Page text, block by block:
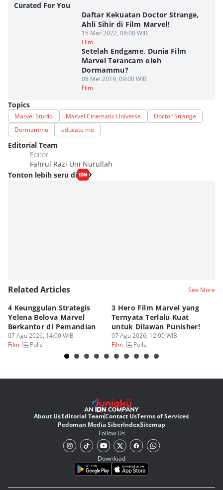
Curated For You
Daftar Kekuatan Doctor Strange,
Ahli Sihir di Film Marvel!
15 Mar 2022, 08:00 WIB
Film
Setelah Endgame, Dunia Film
Marvel Terancam oleh
Dormammu?
08 Mei 2019, 09:00 WIB
Film
Topics
Marvel Studio Marvel Cinematic Universe
Doctor Strange
Dormammu
educate me
Editorial Team
Editor
Fahrul Razi Uni Nurullah
Tonton lebih seru di
Related Articles See More
4 Keunggulan Strategis
Yelena Belova Marvel
Berkantor di Pemandian
07 Agu 2026, 14:00 WIB
Film
Polls
3 Hero Film Marvel yang
Ternyata Terlalu Kuat
untuk Dilawan Punisher!
07 Agu 2026, 12:00 WIB
Film
Polls
About UsEditorial TeamContact UsTerms of Services
Pedoman Media SiberIndexSitemap
Follow Us
Download